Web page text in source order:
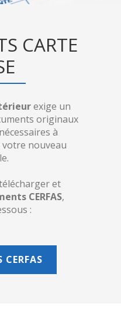
CARTE
exige un
originaux
à
votre nouveau
et
CERFAS,
: